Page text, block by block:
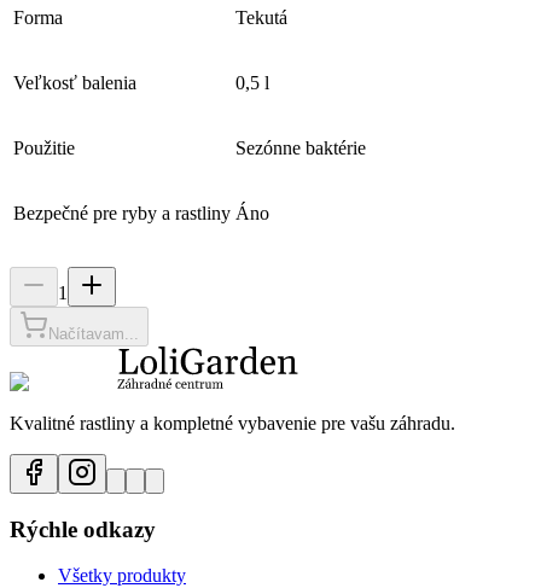
Forma Tekutá
Veľkosť balenia 0,5 l
Použitie Sezónne baktérie
Bezpečné pre ryby a rastliny Áno
1
Načítavam...
Kvalitné rastliny a kompletné vybavenie pre vašu záhradu.
Rýchle odkazy
Všetky produkty